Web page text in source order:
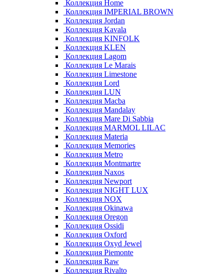
Коллекция Home
Коллекция IMPERIAL BROWN
Коллекция Jordan
Коллекция Kavala
Коллекция KINFOLK
Коллекция KLEN
Коллекция Lagom
Коллекция Le Marais
Коллекция Limestone
Коллекция Lord
Коллекция LUN
Коллекция Macba
Коллекция Mandalay
Коллекция Mare Di Sabbia
Коллекция MARMOL LILAC
Коллекция Materia
Коллекция Memories
Коллекция Metro
Коллекция Montmartre
Коллекция Naxos
Коллекция Newport
Коллекция NIGHT LUX
Коллекция NOX
Коллекция Okinawa
Коллекция Oregon
Коллекция Ossidi
Коллекция Oxford
Коллекция Oxyd Jewel
Коллекция Piemonte
Коллекция Raw
Коллекция Rivalto